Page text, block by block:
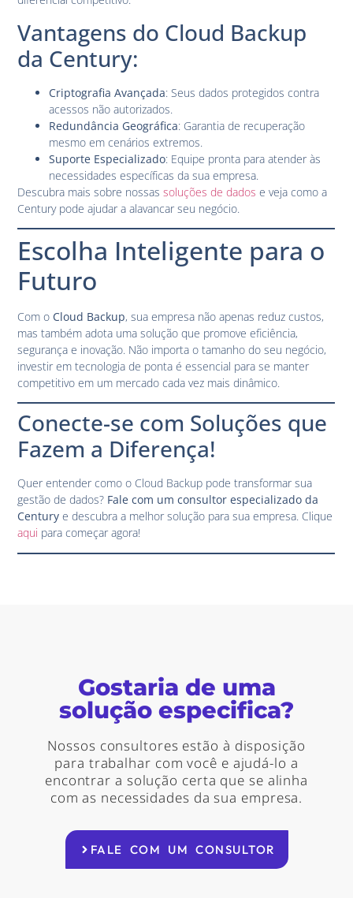
Vantagens do Cloud Backup
da Century:
Criptografia Avançada: Seus dados protegidos contra
acessos não autorizados.
Redundância Geográfica: Garantia de recuperação
mesmo em cenários extremos.
Suporte Especializado: Equipe pronta para atender às
necessidades específicas da sua empresa.
Descubra mais sobre nossassoluções de dados e veja como a
Century pode ajudar a alavancar seu negócio.
Escolha Inteligente para o
Futuro
Com o Cloud Backup, sua empresa não apenas reduz custos,
mas também adota uma solução que promove eficiência,
segurança e inovação. Não importa o tamanho do seu negócio,
investir em tecnologia de ponta é essencial para se manter
competitivo em um mercado cada vez mais dinâmico.
Conecte-se com Soluções que
Fazem a Diferença!
Quer entender como o Cloud Backup pode transformar sua
gestão de dados? Fale com um consultor especializado da
Century e descubra a melhor solução para sua empresa. Clique
aqui para começar agora!
Gostaria de uma
solução especifica?
Nossos consultores estão à disposição
para trabalhar com você e ajudá-lo a
encontrar a solução certa que se alinha
com as necessidades da sua empresa.
FALE COM UM CONSULTOR